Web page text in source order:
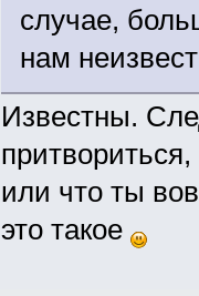
случае,
нам
Известны.
или что ты
это такое